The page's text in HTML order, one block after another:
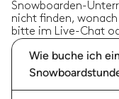
Snowboarden-
nicht finden,
bitte im Live-Chat
Wie buche ich